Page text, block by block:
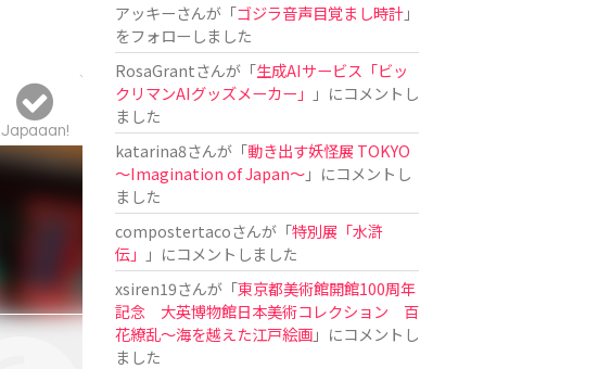
Japaaan!
アッキーさんが「ゴジラ音声目覚まし時計」
をフォローしました
RosaGrantさんが「生成AIサービス「ビッ
クリマンAIグッズメーカー」
」にコメントし
ました
katarina8さんが「動き出す妖怪展 TOKYO
〜Imagination of Japan〜」にコメントし
ました
compostertacoさんが「特別展「水滸
伝」
」にコメントしました
xsiren19さんが「東京都美術館開館100周年
記念 大英博物館日本美術コレクション 百
花繚乱～海を越えた江戸絵画」にコメントし
ました